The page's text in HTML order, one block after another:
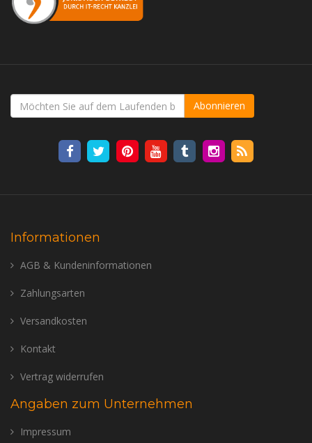
Abonnieren
Informationen
AGB & Kundeninformationen
Zahlungsarten
Versandkosten
Kontakt
Vertrag widerrufen
Angaben zum Unternehmen
Impressum